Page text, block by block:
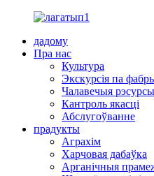
дадому
Пра нас
Культура
Экскурсія па
Чалавечыя рэсурсы
Кантроль якасці
Абслугоўванне
прадукты
Аграхім
Харчовая дабаўка
Арганічныя